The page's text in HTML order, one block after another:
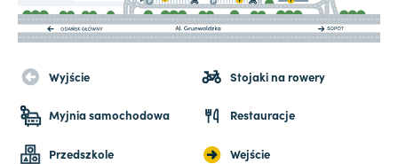
Wyjście Stojaki na rowery
Myjnia samochodowa Restauracje
Przedszkole Wejście